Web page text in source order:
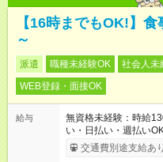
【16時までもOK!】
～
派遣 職種未経験OK 社会人未
WEB登録・面接OK
給与
無資格未経験：時給
い・日払い・週払い
交通費別途支給あり